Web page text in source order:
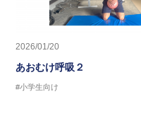
2026/01/20
あおむけ呼吸２
#小学生向け